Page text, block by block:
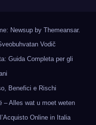
Newsup by Themeansar.
Vodič
Guida Completa per gli
Benefici e Rischi
– Alles wat u moet weten
Online in Italia